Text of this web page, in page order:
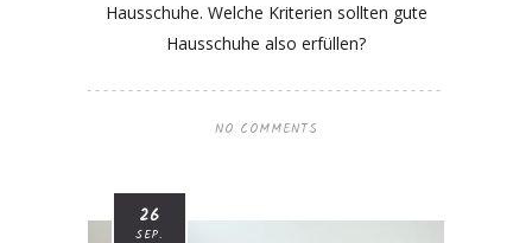
Hausschuhe. Welche Kriterien sollten gute
Hausschuhe also erfüllen?
NO COMMENTS
26
SEP.